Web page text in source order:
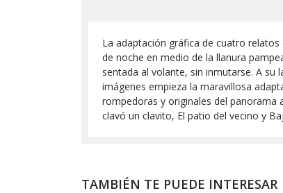
La adaptación gráfica de cuatro
de noche en medio de la llanura
sentada al volante, sin inmutarse. A su
imágenes empieza la maravillosa
rompedoras y originales del panorama
clavó un clavito, El patio del vecino y
TAMBIÉN TE PUEDE INTERESAR